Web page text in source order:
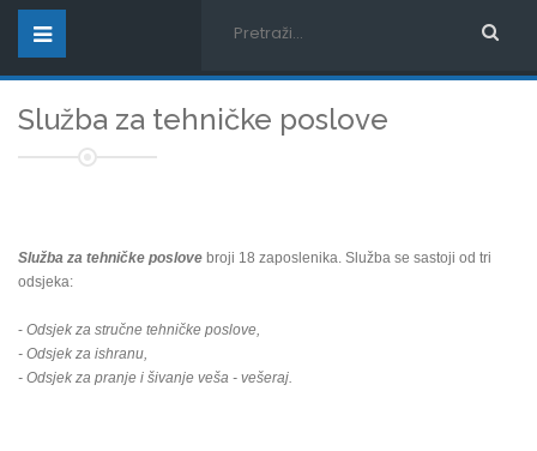
Služba za tehničke poslove
Služba za tehničke poslove broji 18 zaposlenika. Služba se sastoji od tri
odsjeka:
- Odsjek za stručne tehničke poslove,
- Odsjek za ishranu,
- Odsjek za pranje i šivanje veša - vešeraj.